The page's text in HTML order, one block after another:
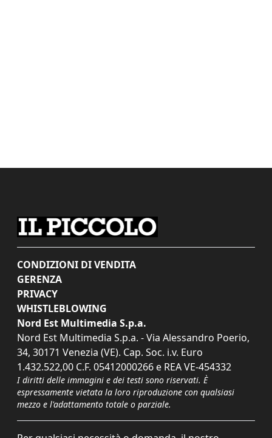
CONDIZIONI DI VENDITA
GERENZA
PRIVACY
WHISTLEBLOWING
Nord Est Multimedia S.p.a.
Nord Est Multimedia S.p.a. - Via Alessandro Poerio,
34, 30171 Venezia (VE). Cap. Soc. i.v. Euro
1.432.522,00 C.F. 05412000266 e REA VE-454332
I diritti delle immagini e dei testi sono riservati. È
espressamente vietata la loro riproduzione con qualsiasi
mezzo e l'adattamento totale o parziale.